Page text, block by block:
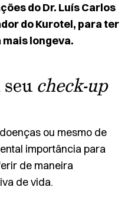
do Dr. Luís Carlos
do Kurotel, para ter
mais longeva.
seu check-up
ou mesmo de
importância para
de maneira
de vida.